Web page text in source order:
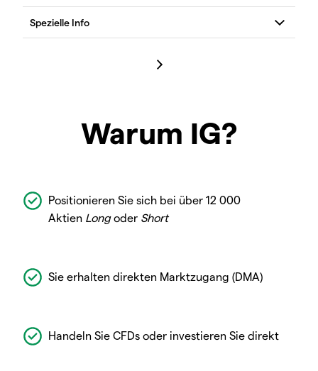
Warum IG?
Positionieren Sie sich bei über 12 000
Aktien Longoder Short
Sie erhalten direkten Marktzugang (DMA)
Handeln Sie CFDs oder investieren Sie direkt